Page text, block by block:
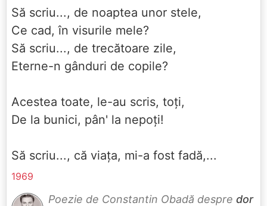
Să scriu..., de noaptea unor stele,
Ce cad, în visurile mele?
Să scriu..., de trecătoare zile,
Eterne-n gânduri de copile?
Acestea toate, le-au scris, toți,
De la bunici, pân' la nepoți!
Să scriu..., că viața, mi-a fost fadă,...
1969
Poezie de Constantin Obadă despre dor